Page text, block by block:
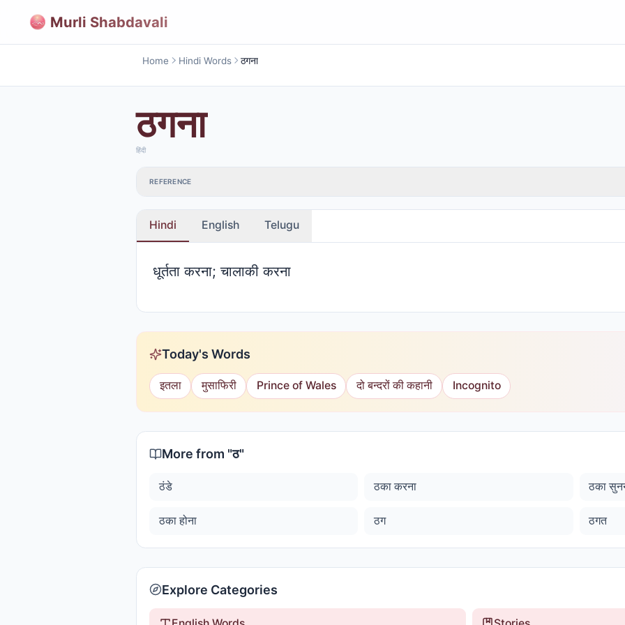
Murli Shabdavali
Home Hindi Words ठगना
ठगना
हिंदी
REFERENCE
Hindi English Telugu
धूर्तता करना; चालाकी करना
Today's Words
इतला मुसाफिरी Prince of Wales दो बन्दरों की कहानी Incognito
More from "ठ"
ठंडे ठका करना ठका
ठका होना ठग ठगत
Explore Categories